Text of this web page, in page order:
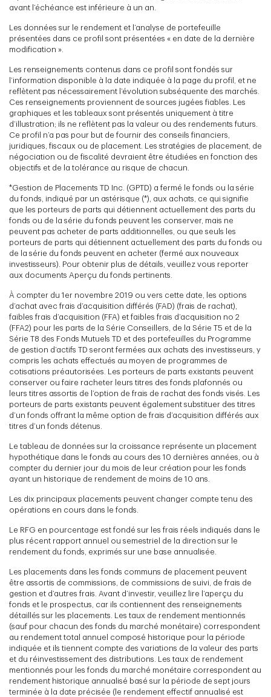
avant l’échéance est inférieure à un an.
Les données sur le rendement et l’analyse de portefeuille
présentées dans ce profil sont présentées « en date de la dernière
modification ».
Les renseignements contenus dans ce profil sont fondés sur
l’information disponible à la date indiquée à la page du profil, et ne
reflètent pas nécessairement l’évolution subséquente des marchés.
Ces renseignements proviennent de sources jugées fiables. Les
graphiques et les tableaux sont présentés uniquement à titre
d’illustration; ils ne reflètent pas la valeur ou des rendements futurs.
Ce profil n’a pas pour but de fournir des conseils financiers,
juridiques, fiscaux ou de placement. Les stratégies de placement, de
négociation ou de fiscalité devraient être étudiées en fonction des
objectifs et de la tolérance au risque de chacun.
*Gestion de Placements TD Inc. (GPTD) a fermé le fonds ou la série
du fonds, indiqué par un astérisque (*), aux achats, ce qui signifie
que les porteurs de parts qui détiennent actuellement des parts du
fonds ou de la série du fonds peuvent les conserver, mais ne
peuvent pas acheter de parts additionnelles, ou que seuls les
porteurs de parts qui détiennent actuellement des parts du fonds ou
de la série du fonds peuvent en acheter (fermé aux nouveaux
investisseurs). Pour obtenir plus de détails, veuillez vous reporter
aux documents Aperçu du fonds pertinents.
À compter du 1er novembre 2019 ou vers cette date, les options
d’achat avec frais d’acquisition différés (FAD) (frais de rachat),
faibles frais d’acquisition (FFA) et faibles frais d’acquisition no 2
(FFA2) pour les parts de la Série Conseillers, de la Série T5 et de la
Série T8 des Fonds Mutuels TD et des portefeuilles du Programme
de gestion d’actifs TD seront fermées aux achats des investisseurs, y
compris les achats effectués au moyen de programmes de
cotisations préautorisées. Les porteurs de parts existants peuvent
conserver ou faire racheter leurs titres des fonds plafonnés ou
leurs titres assortis de l’option de frais de rachat des fonds visés. Les
porteurs de parts existants peuvent également substituer des titres
d’un fonds offrant la même option de frais d’acquisition différés aux
titres d’un fonds détenus.
Le tableau de données sur la croissance représente un placement
hypothétique dans le fonds au cours des 10 dernières années, ou à
compter du dernier jour du mois de leur création pour les fonds
ayant un historique de rendement de moins de 10 ans.
Les dix principaux placements peuvent changer compte tenu des
opérations en cours dans le fonds.
Le RFG en pourcentage est fondé sur les frais réels indiqués dans le
plus récent rapport annuel ou semestriel de la direction sur le
rendement du fonds, exprimés sur une base annualisée.
Les placements dans les fonds communs de placement peuvent
être assortis de commissions, de commissions de suivi, de frais de
gestion et d’autres frais. Avant d’investir, veuillez lire l’aperçu du
fonds et le prospectus, car ils contiennent des renseignements
détaillés sur les placements. Les taux de rendement mentionnés
(sauf pour chacun des fonds du marché monétaire) correspondent
au rendement total annuel composé historique pour la période
indiquée et ils tiennent compte des variations de la valeur des parts
et du réinvestissement des distributions. Les taux de rendement
mentionnés pour les fonds du marché monétaire correspondent au
rendement historique annualisé basé sur la période de sept jours
terminée à la date précisée (le rendement effectif annualisé est